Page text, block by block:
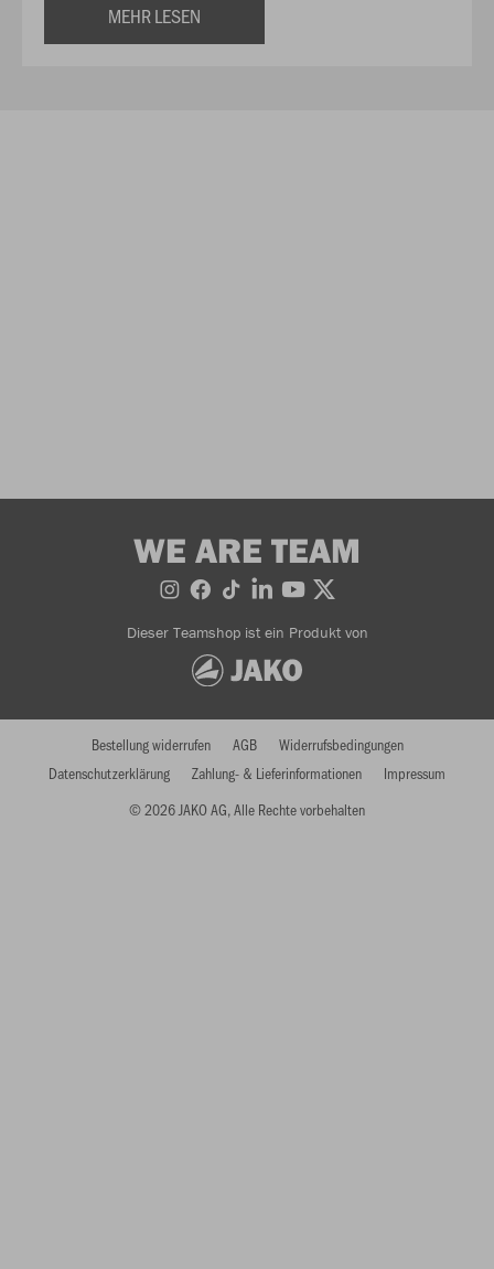
MEHR LESEN
WE ARE TEAM
Dieser Teamshop ist ein Produkt von
© 2026 JAKO AG, Alle Rechte vorbehalten
Bestellung widerrufen AGB
Widerrufsbedingungen
Datenschutzerklärung
Zahlung- & Lieferinformationen Impressum